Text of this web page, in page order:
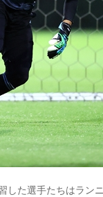
た選手たちはラン